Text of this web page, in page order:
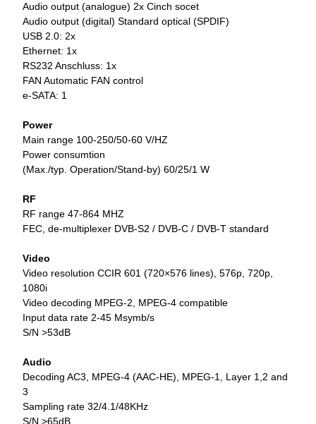
Audio output (analogue) 2x Cinch socet
Audio output (digital) Standard optical (SPDIF)
USB 2.0: 2x
Ethernet: 1x
RS232 Anschluss: 1x
FAN Automatic FAN control
e-SATA: 1
Power
Main range 100-250/50-60 V/HZ
Power consumtion
(Max./typ. Operation/Stand-by) 60/25/1 W
RF
RF range 47-864 MHZ
FEC, de-multiplexer DVB-S2 / DVB-C / DVB-T standard
Video
Video resolution CCIR 601 (720×576 lines), 576p, 720p,
1080i
Video decoding MPEG-2, MPEG-4 compatible
Input data rate 2-45 Msymb/s
S/N >53dB
Audio
Decoding AC3, MPEG-4 (AAC-HE), MPEG-1, Layer 1,2 and
3
Sampling rate 32/4.1/48KHz
S/N >65dB